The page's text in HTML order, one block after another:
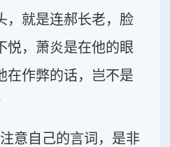
，就是连郝长老，脸
悦，萧炎是在他的眼
在作弊的话，岂不是
意自己的言词，是非